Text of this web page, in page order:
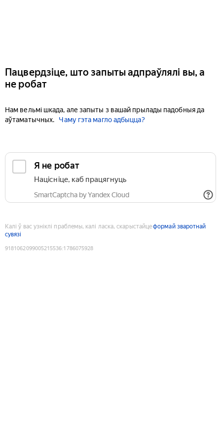
Пацвердзіце, што запыты адпраўлялі вы, а
не робат
Нам вельмі шкада, але запыты з вашай прылады падобныя да
аўтаматычных.
Чаму гэта магло адбыцца?
Я не робат
Націсніце, каб працягнуць
SmartCaptcha by Yandex Cloud
Калі ў вас узніклі праблемы, калі ласка, скарыстайцеформай зваротнай
сувязі
9181062099005215536:1786075928